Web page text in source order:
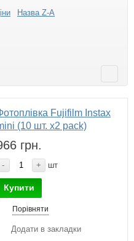
Назва Z-A
Fujifilm Instax
(10 шт. х2 pack)
грн.
- + шт
Купити
Порівняти
Додати в закладки